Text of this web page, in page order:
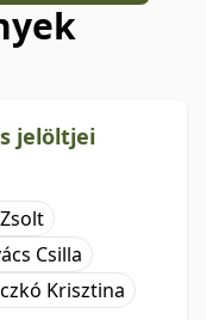
jelöltjei
Csilla
Krisztina